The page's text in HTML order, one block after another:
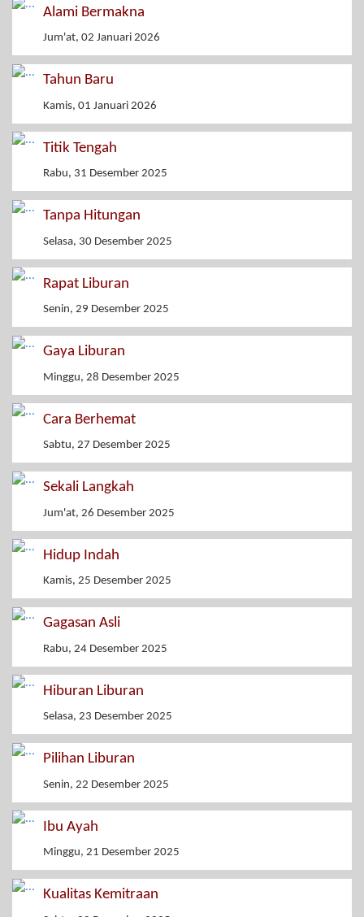
Alami Bermakna
Jum'at, 02 Januari 2026
Tahun Baru
Kamis, 01 Januari 2026
Titik Tengah
Rabu, 31 Desember 2025
Tanpa Hitungan
Selasa, 30 Desember 2025
Rapat Liburan
Senin, 29 Desember 2025
Gaya Liburan
Minggu, 28 Desember 2025
Cara Berhemat
Sabtu, 27 Desember 2025
Sekali Langkah
Jum'at, 26 Desember 2025
Hidup Indah
Kamis, 25 Desember 2025
Gagasan Asli
Rabu, 24 Desember 2025
Hiburan Liburan
Selasa, 23 Desember 2025
Pilihan Liburan
Senin, 22 Desember 2025
Ibu Ayah
Minggu, 21 Desember 2025
Kualitas Kemitraan